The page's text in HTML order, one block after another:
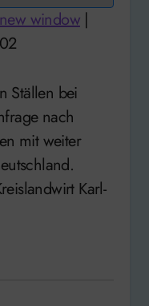
window|
nach
mit weiter
Karl-